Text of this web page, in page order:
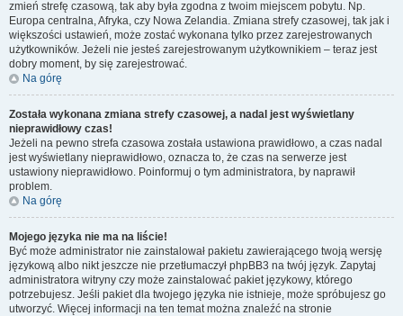
zmień strefę czasową, tak aby była zgodna z twoim miejscem pobytu. Np.
Europa centralna, Afryka, czy Nowa Zelandia. Zmiana strefy czasowej, tak jak i
większości ustawień, może zostać wykonana tylko przez zarejestrowanych
użytkowników. Jeżeli nie jesteś zarejestrowanym użytkownikiem – teraz jest
dobry moment, by się zarejestrować.
Na górę
Została wykonana zmiana strefy czasowej, a nadal jest wyświetlany
nieprawidłowy czas!
Jeżeli na pewno strefa czasowa została ustawiona prawidłowo, a czas nadal
jest wyświetlany nieprawidłowo, oznacza to, że czas na serwerze jest
ustawiony nieprawidłowo. Poinformuj o tym administratora, by naprawił
problem.
Na górę
Mojego języka nie ma na liście!
Być może administrator nie zainstalował pakietu zawierającego twoją wersję
językową albo nikt jeszcze nie przetłumaczył phpBB3 na twój język. Zapytaj
administratora witryny czy może zainstalować pakiet językowy, którego
potrzebujesz. Jeśli pakiet dla twojego języka nie istnieje, może spróbujesz go
utworzyć. Więcej informacji na ten temat można znaleźć na stronie